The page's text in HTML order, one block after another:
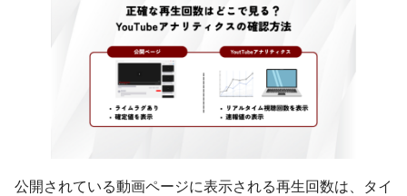
公開されている動画ページに表示される再生回数は、タイ